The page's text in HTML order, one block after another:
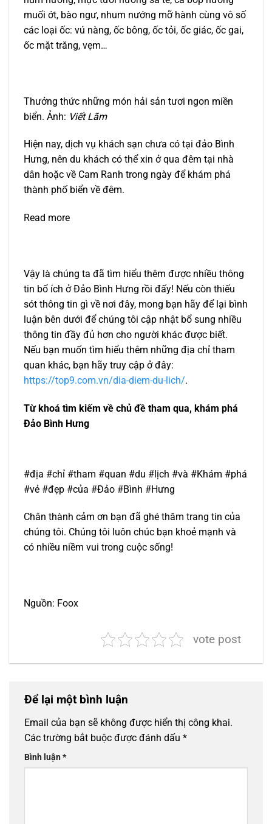
muối ớt, bào ngư, nhum nướng mỡ hành cùng vô số
các loại ốc: vú nàng, ốc bông, ốc tỏi, ốc giác, ốc gai,
ốc mặt trăng, vẹm…
Thưởng thức những món hải sản tươi ngon miền
biển. Ảnh: Viết Lãm
Hiện nay, dịch vụ khách sạn chưa có tại đảo Bình
Hưng, nên du khách có thể xin ở qua đêm tại nhà
dân hoặc về Cam Ranh trong ngày để khám phá
thành phố biển về đêm.
Read more
Vậy là chúng ta đã tìm hiểu thêm được nhiều thông
tin bổ ích ở Đảo Bình Hưng rồi đấy! Nếu còn thiếu
sót thông tin gì về nơi đây, mong bạn hãy để lại bình
luận bên dưới để chúng tôi cập nhật bổ sung nhiều
thông tin đầy đủ hơn cho người khác được biết.
Nếu bạn muốn tìm hiểu thêm những địa chỉ tham
quan khác, bạn hãy truy cập ở đây:
https://top9.com.vn/dia-diem-du-lich/.
Từ khoá tìm kiếm về chủ đề tham qua, khám phá
Đảo Bình Hưng
#địa #chỉ #tham #quan #du #lịch #và #Khám #phá
#vẻ #đẹp #của #Đảo #Bình #Hưng
Chân thành cảm ơn bạn đã ghé thăm trang tin của
chúng tôi. Chúng tôi luôn chúc bạn khoẻ mạnh và
có nhiều niềm vui trong cuộc sống!
Nguồn: Foox
vote post
Để lại một bình luận
Email của bạn sẽ không được hiển thị công khai.
Các trường bắt buộc được đánh dấu *
Bình luận*